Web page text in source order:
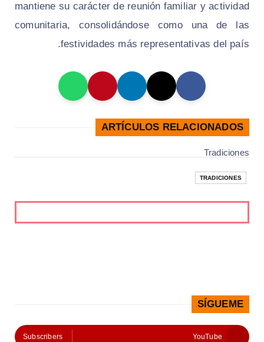
mantiene su carácter de reunión familiar y actividad
comunitaria, consolidándose como una de las
festividades más representativas del país.
ARTÍCULOS RELACIONADOS
Tradiciones
TRADICIONES
SÍGUEME
YouTube
Subscribers